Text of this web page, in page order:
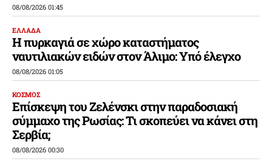
08/08/2026 01:45
ΕΛΛΑΔΑ
Η πυρκαγιά σε χώρο καταστήματος
ναυτιλιακών ειδών στον Άλιμο: Υπό έλεγχο
08/08/2026 01:05
ΚΟΣΜΟΣ
Επίσκεψη του Ζελένσκι στην παραδοσιακή
σύμμαχο της Ρωσίας: Τι σκοπεύει να κάνει στη
Σερβία;
08/08/2026 00:30